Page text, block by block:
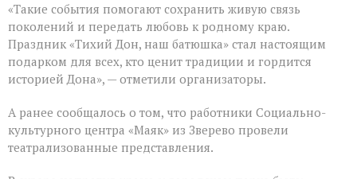
«Такие события помогают сохранить живую связь
поколений и передать любовь к родному краю.
Праздник «Тихий Дон, наш батюшка» стал настоящим
подарком для всех, кто ценит традиции и гордится
историей Дона», — отметили организаторы.
А ранее сообщалось о том, что работники Социально-
культурного центра «Маяк» из Зверево провели
театрализованные представления.